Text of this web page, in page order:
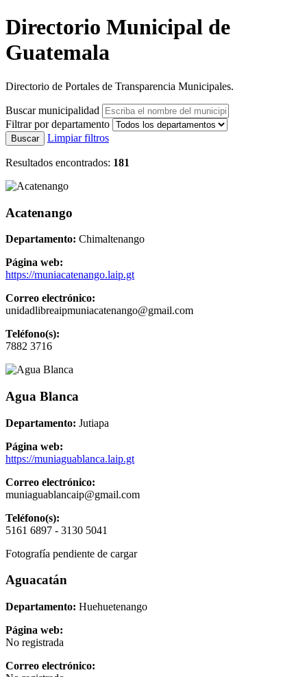
Directorio Municipal de
Guatemala
Directorio de Portales de Transparencia Municipales.
Buscar municipalidad
Filtrar por departamento
Buscar Limpiar filtros
Resultados encontrados: 181
Acatenango
Departamento: Chimaltenango
Página web:
https://muniacatenango.laip.gt
Correo electrónico:
unidadlibreaipmuniacatenango@gmail.com
Teléfono(s):
7882 3716
Agua Blanca
Departamento: Jutiapa
Página web:
https://muniaguablanca.laip.gt
Correo electrónico:
muniaguablancaip@gmail.com
Teléfono(s):
5161 6897 - 3130 5041
Fotografía pendiente de cargar
Aguacatán
Departamento: Huehuetenango
Página web:
No registrada
Correo electrónico: